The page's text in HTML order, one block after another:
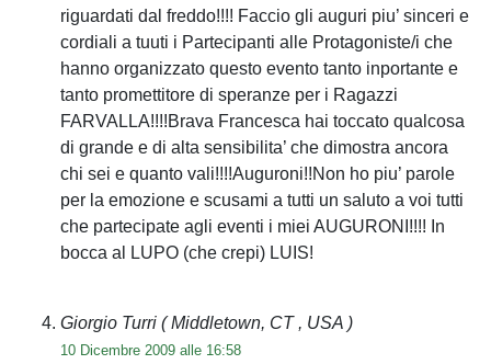
riguardati dal freddo!!!! Faccio gli auguri piu’ sinceri e
cordiali a tuuti i Partecipanti alle Protagoniste/i che
hanno organizzato questo evento tanto inportante e
tanto promettitore di speranze per i Ragazzi
FARVALLA!!!!Brava Francesca hai toccato qualcosa
di grande e di alta sensibilita’ che dimostra ancora
chi sei e quanto vali!!!!Auguroni!!Non ho piu’ parole
per la emozione e scusami a tutti un saluto a voi tutti
che partecipate agli eventi i miei AUGURONI!!!! In
bocca al LUPO (che crepi) LUIS!
Giorgio Turri ( Middletown, CT , USA )
10 Dicembre 2009 alle 16:58